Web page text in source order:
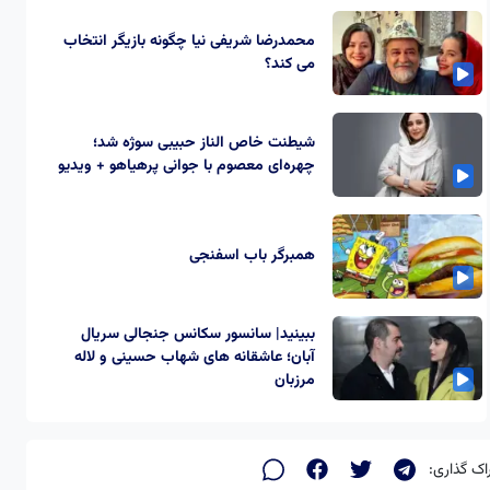
محمدرضا شریفی نیا چگونه بازیگر انتخاب
می کند؟
شیطنت خاص الناز حبیبی سوژه شد؛
چهره‌ای معصوم با جوانی پرهیاهو + ویدیو
همبرگر باب اسفنجی
ببینید| سانسور سکانس جنجالی سریال
آبان؛ عاشقانه های شهاب حسینی و لاله
مرزبان
گذاری: